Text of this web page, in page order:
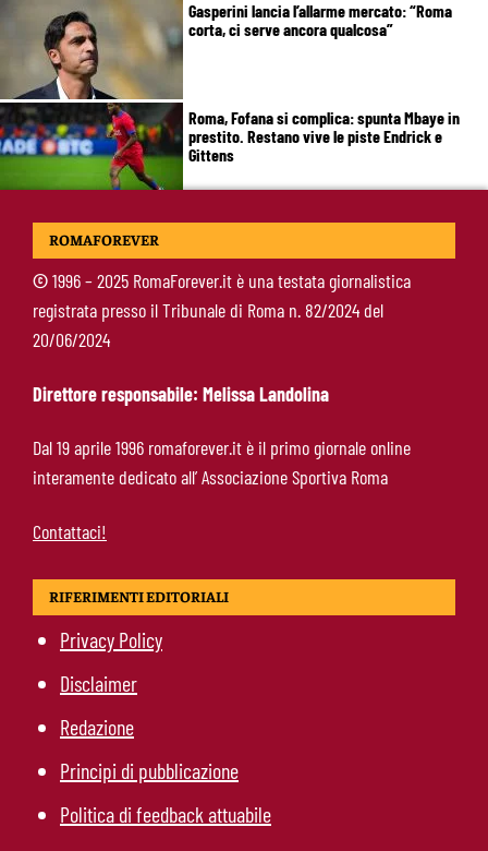
Gasperini lancia l’allarme mercato: “Roma
corta, ci serve ancora qualcosa”
Roma, Fofana si complica: spunta Mbaye in
prestito. Restano vive le piste Endrick e
Gittens
Pellegrini, Gasperini frena il rientro: “Ci vorrà
Gasperini boccia la Roma: “Partita pessima”.
E lancia un altro messaggio sul mercato
ROMAFOREVER
©1996 – 2025 RomaForever.it è una testata giornalistica
registrata presso il Tribunale di Roma n. 82/2024 del
20/06/2024
Direttore responsabile: Melissa Landolina
Dal 19 aprile 1996 romaforever.it è il primo giornale online
interamente dedicato all’ Associazione Sportiva Roma
Contattaci!
RIFERIMENTI EDITORIALI
Privacy Policy
Disclaimer
Redazione
Principi di pubblicazione
Politica di feedback attuabile